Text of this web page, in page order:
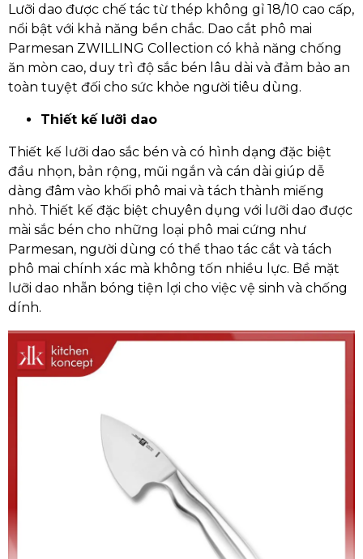
Lưỡi dao được chế tác từ thép không gỉ 18/10 cao cấp,
nổi bật với khả năng bền chắc. Dao cắt phô mai
Parmesan ZWILLING Collection có khả năng chống
ăn mòn cao, duy trì độ sắc bén lâu dài và đảm bảo an
toàn tuyệt đối cho sức khỏe người tiêu dùng.
Thiết kế lưỡi dao
Thiết kế lưỡi dao sắc bén và có hình dạng đặc biệt
đầu nhọn, bản rộng, mũi ngắn và cán dài giúp dễ
dàng đâm vào khối phô mai và tách thành miếng
nhỏ. Thiết kế đặc biệt chuyên dụng với lưỡi dao được
mài sắc bén cho những loại phô mai cứng như
Parmesan, người dùng có thể thao tác cắt và tách
phô mai chính xác mà không tốn nhiều lực. Bề mặt
lưỡi dao nhẵn bóng tiện lợi cho việc vệ sinh và chống
dính.